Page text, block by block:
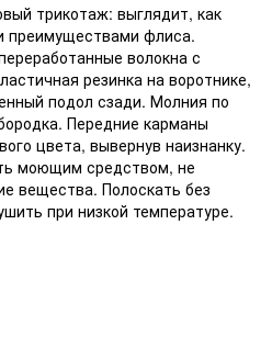
трикотаж: выглядит, как
преимуществами флиса.
волокна с
резинка на воротнике,
подол сзади. Молния по
Передние карманы
цвета, вывернув наизнанку.
моющим средством, не
вещества. Полоскать без
при низкой температуре.